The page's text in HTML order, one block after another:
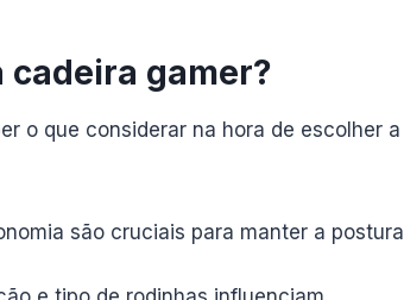
cadeira gamer?
o que considerar na hora de escolher a
são cruciais para manter a postura